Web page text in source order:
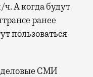
ч. А когда будут
ранее
пользоваться
деловые СМИ